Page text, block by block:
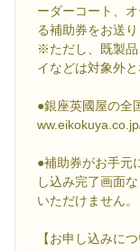
ーダーコート、
る補助券をお送り
※ただし、既製品
イなどは対象外と
●銀座英國屋の
●補助券がお手元
し込み完了画面
いただけません。
【お申し込みにつ